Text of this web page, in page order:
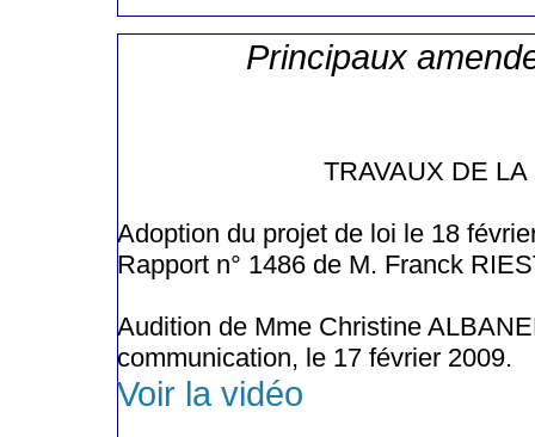
Principaux
TRAVAUX DE
Adoption du projet de loi le 18
Rapport n° 1486 de M. Franck
Audition de Mme Christine
communication, le 17 février 2009.
Voir la vidéo